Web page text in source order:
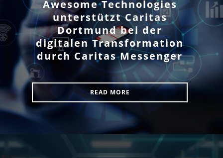
Awesome Technologies
unterstützt Caritas
Dortmund bei der
digitalen Transformation
durch Caritas Messenger
READ MORE